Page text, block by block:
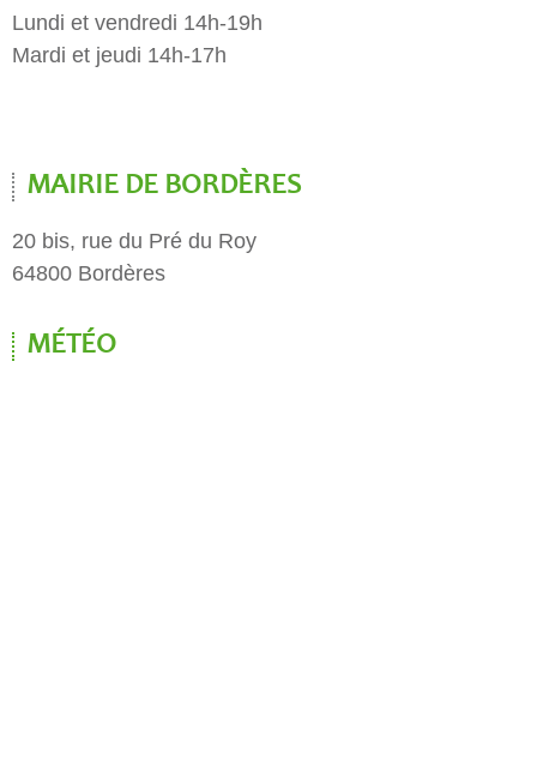
Lundi et vendredi 14h-19h
Mardi et jeudi 14h-17h
MAIRIE DE BORDÈRES
20 bis, rue du Pré du Roy
64800 Bordères
MÉTÉO